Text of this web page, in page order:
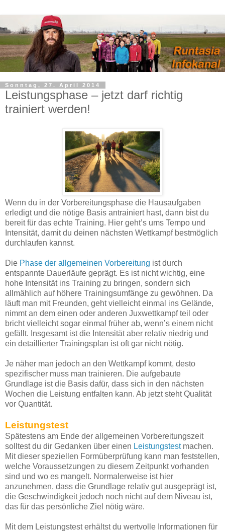
Sonntag, 27. April 2014
Leistungsphase – jetzt darf richtig
trainiert werden!
Wenn du in der Vorbereitungsphase die Hausaufgaben
erledigt und die nötige Basis antrainiert hast, dann bist du
bereit für das echte Training. Hier geht’s ums Tempo und
Intensität, damit du deinen nächsten Wettkampf bestmöglich
durchlaufen kannst.
Die Phase der allgemeinen Vorbereitung ist durch
entspannte Dauerläufe geprägt. Es ist nicht wichtig, eine
hohe Intensität ins Training zu bringen, sondern sich
allmählich auf höhere Trainingsumfänge zu gewöhnen. Da
läuft man mit Freunden, geht vielleicht einmal ins Gelände,
nimmt an dem einen oder anderen Juxwettkampf teil oder
bricht vielleicht sogar einmal früher ab, wenn’s einem nicht
gefällt. Insgesamt ist die Intensität aber relativ niedrig und
ein detaillierter Trainingsplan ist oft gar nicht nötig.
Je näher man jedoch an den Wettkampf kommt, desto
spezifischer muss man trainieren. Die aufgebaute
Grundlage ist die Basis dafür, dass sich in den nächsten
Wochen die Leistung entfalten kann. Ab jetzt steht Qualität
vor Quantität.
Leistungstest
Spätestens am Ende der allgemeinen Vorbereitungszeit
solltest du dir Gedanken über einen Leistungstest machen.
Mit dieser speziellen Formüberprüfung kann man feststellen,
welche Voraussetzungen zu diesem Zeitpunkt vorhanden
sind und wo es mangelt. Normalerweise ist hier
anzunehmen, dass die Grundlage relativ gut ausgeprägt ist,
die Geschwindigkeit jedoch noch nicht auf dem Niveau ist,
das für das persönliche Ziel nötig wäre.
Mit dem Leistungstest erhältst du wertvolle Informationen für